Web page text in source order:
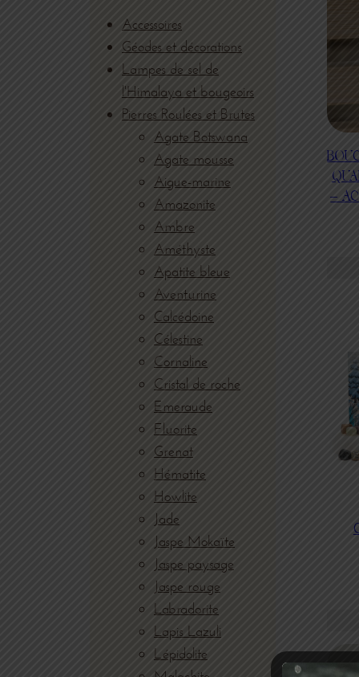
Accessoires
Géodes et décorations
Lampes de sel de
l'Himalaya et bougeoirs
Pierres Roulées et Brutes
Agate Botswana
Agate mousse
Aigue-marine
Amazonite
Ambre
Améthyste
Apatite bleue
Aventurine
Calcédoine
Célestine
Cornaline
Cristal de roche
Emeraude
Fluorite
Grenat
Hématite
Howlite
Jade
Jaspe Mokaïte
Jaspe paysage
Jaspe rouge
Labradorite
Lapis Lazuli
Lépidolite
–